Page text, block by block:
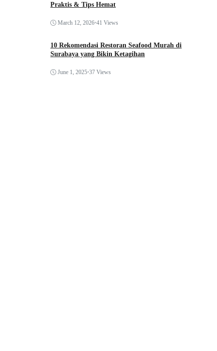
Praktis & Tips Hemat
March 12, 2026•41 Views
10 Rekomendasi Restoran Seafood Murah di
Surabaya yang Bikin Ketagihan
June 1, 2025•37 Views